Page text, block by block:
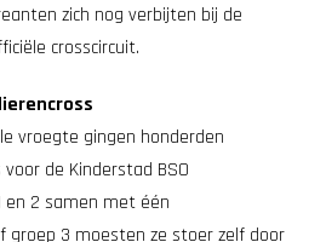
zich nog verbijten bij de
crosscircuit.
vroegte gingen honderden
de Kinderstad BSO
en 2 samen met één
groep 3 moesten ze stoer zelf door